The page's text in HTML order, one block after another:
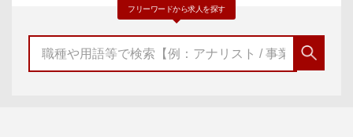
フリーワードから求人を探す